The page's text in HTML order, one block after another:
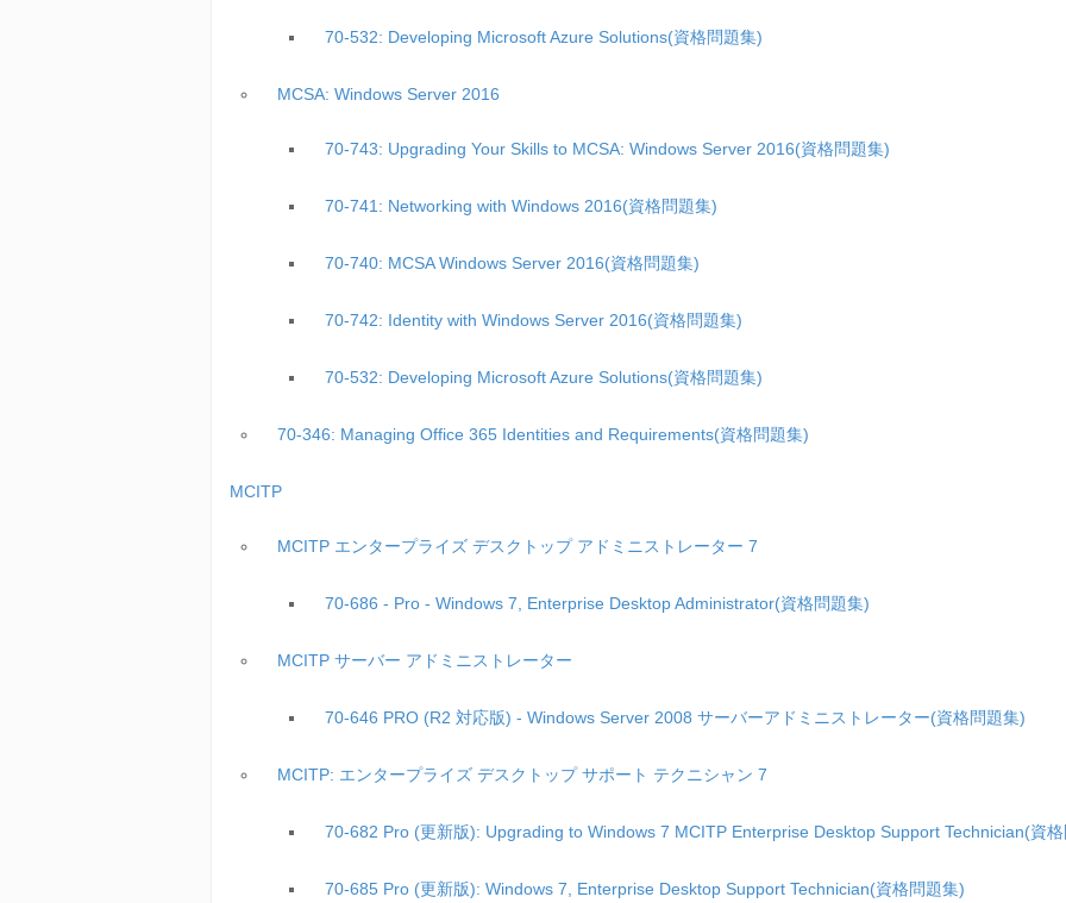
70-532: Developing Microsoft Azure Solutions(資格問題集)
MCSA: Windows Server 2016
70-743: Upgrading Your Skills to MCSA: Windows Server 2016(資格問題集)
70-741: Networking with Windows 2016(資格問題集)
70-740: MCSA Windows Server 2016(資格問題集)
70-742: Identity with Windows Server 2016(資格問題集)
70-532: Developing Microsoft Azure Solutions(資格問題集)
70-346: Managing Office 365 Identities and Requirements(資格問題集)
MCITP
MCITP エンタープライズ デスクトップ アドミニストレーター 7
70-686 - Pro - Windows 7, Enterprise Desktop Administrator(資格問題集)
MCITP サーバー アドミニストレーター
70-646 PRO (R2 対応版) - Windows Server 2008 サーバーアドミニストレーター(資格問題集)
MCITP: エンタープライズ デスクトップ サポート テクニシャン 7
70-682 Pro (更新版): Upgrading to Windows 7 MCITP Enterprise Desktop Support Technician(資
70-685 Pro (更新版): Windows 7, Enterprise Desktop Support Technician(資格問題集)